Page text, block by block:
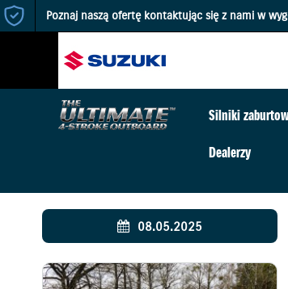
Poznaj naszą ofertę kontaktując się z nami w
Silniki
Dealerzy
08.05.2025